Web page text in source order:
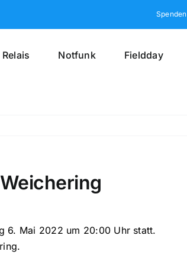
Spenden
Relais Notfunk Fieldday
6. Mai 2022 um 20:00 Uhr statt.